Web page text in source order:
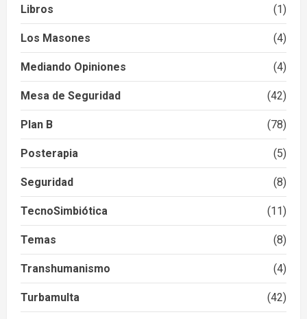
Libros (1)
Los Masones (4)
Mediando Opiniones (4)
Mesa de Seguridad (42)
Plan B (78)
Posterapia (5)
Seguridad (8)
TecnoSimbiótica (11)
Temas (8)
Transhumanismo (4)
Turbamulta (42)